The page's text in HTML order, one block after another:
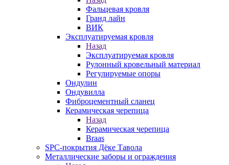
Фальцевая кровля
Гранд лайн
ВИК
Эксплуатируемая кровля
Назад
Эксплуатируемая кровля
Рулонный кровельный материал
Регулируемые опоры
Ондулин
Ондувилла
Фиброцементный сланец
Керамическая черепица
Назад
Керамическая черепица
Braas
SPC-покрытия Дёке Тавола
Металлические заборы и ограждения